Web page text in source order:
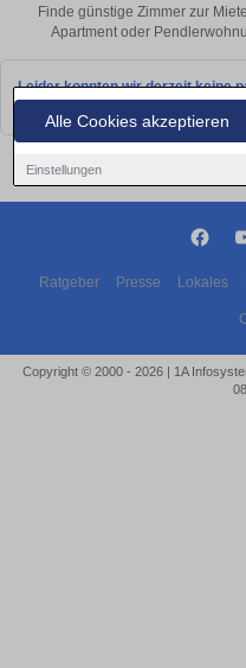
Alle Cookies akzeptieren
Einstellungen
Finde günstige Zimmer zur
Apartment oder
Leider konnten wir derzeit keine
Ratgeber Presse Lokales
Copyright © 2000 - 2026 | 1A